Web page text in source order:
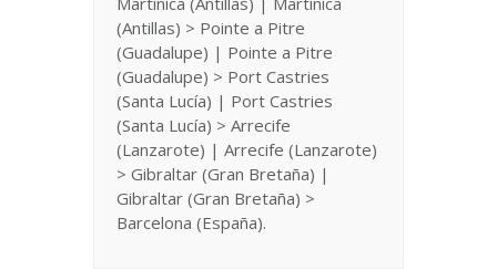
(Antillas) > Pointe a Pitre
(Guadalupe) | Pointe a Pitre
(Guadalupe) > Port Castries
(Santa Lucía) | Port Castries
(Santa Lucía) > Arrecife
(Lanzarote) | Arrecife (Lanzarote)
> Gibraltar (Gran Bretaña) |
Gibraltar (Gran Bretaña) >
Barcelona (España).